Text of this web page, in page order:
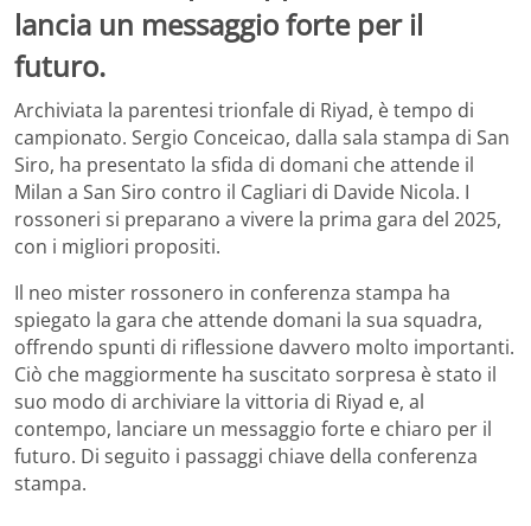
lancia un messaggio forte per il
futuro.
Archiviata la parentesi trionfale di Riyad, è tempo di
campionato. Sergio Conceicao, dalla sala stampa di San
Siro, ha presentato la sfida di domani che attende il
Milan a San Siro contro il Cagliari di Davide Nicola. I
rossoneri si preparano a vivere la prima gara del 2025,
con i migliori propositi.
Il neo mister rossonero in conferenza stampa ha
spiegato la gara che attende domani la sua squadra,
offrendo spunti di riflessione davvero molto importanti.
Ciò che maggiormente ha suscitato sorpresa è stato il
suo modo di archiviare la vittoria di Riyad e, al
contempo, lanciare un messaggio forte e chiaro per il
futuro. Di seguito i passaggi chiave della conferenza
stampa.